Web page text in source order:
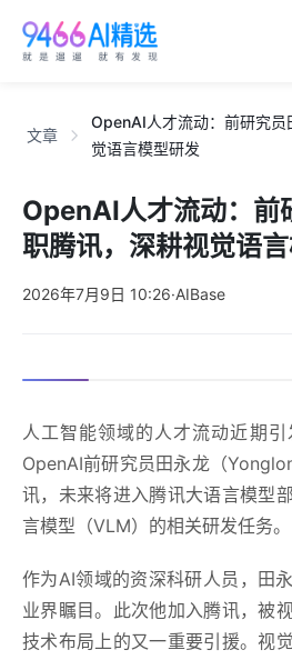
文章
OpenAI人才流动：前研究
觉语言模型研发
OpenAI人才流动：前
职腾讯，深耕视觉语
2026年7月9日 10:26·AIBase
人工智能领域的人才流动近期
OpenAI前研究员田永龙（
讯，未来将进入腾讯大语言模型
言模型（VLM）的相关研发任务。
作为AI领域的资深科研人员，田
业界瞩目。此次他加入腾讯，被
技术布局上的又一重要引援。视